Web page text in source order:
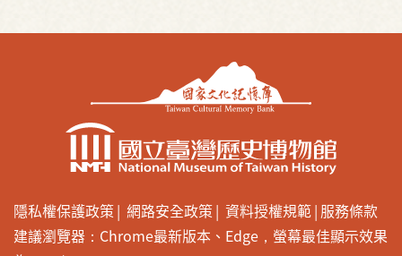
隱私權保護政策 網路安全政策 資料授權規範 服務條款
建議瀏覽器：Chrome最新版本、Edge，螢幕最佳顯示效果